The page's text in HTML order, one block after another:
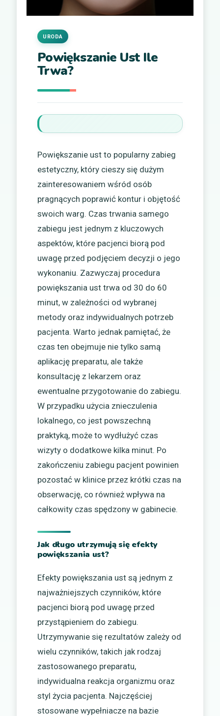
Powiększanie Ust Ile
Trwa?
URODA
Powiększanie ust to popularny zabieg
estetyczny, który cieszy się dużym
zainteresowaniem wśród osób
pragnących poprawić kontur i objętość
swoich warg. Czas trwania samego
zabiegu jest jednym z kluczowych
aspektów, które pacjenci biorą pod
uwagę przed podjęciem decyzji o jego
wykonaniu. Zazwyczaj procedura
powiększania ust trwa od 30 do 60
minut, w zależności od wybranej
metody oraz indywidualnych potrzeb
pacjenta. Warto jednak pamiętać, że
czas ten obejmuje nie tylko samą
aplikację preparatu, ale także
konsultację z lekarzem oraz
ewentualne przygotowanie do zabiegu.
W przypadku użycia znieczulenia
lokalnego, co jest powszechną
praktyką, może to wydłużyć czas
wizyty o dodatkowe kilka minut. Po
zakończeniu zabiegu pacjent powinien
pozostać w klinice przez krótki czas na
obserwację, co również wpływa na
całkowity czas spędzony w gabinecie.
Jak długo utrzymują się efekty
powiększania ust?
Efekty powiększania ust są jednym z
najważniejszych czynników, które
pacjenci biorą pod uwagę przed
przystąpieniem do zabiegu.
Utrzymywanie się rezultatów zależy od
wielu czynników, takich jak rodzaj
zastosowanego preparatu,
indywidualna reakcja organizmu oraz
styl życia pacjenta. Najczęściej
stosowane wypełniacze na bazie